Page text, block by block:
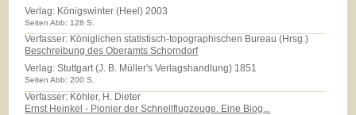
Verlag: Königswinter (Heel) 2003
Seiten Abb: 128 S.
Verfasser: Königlichen statistisch-topographischen Bureau (Hrsg.)
Beschreibung des Oberamts Schorndorf
Verlag:Stuttgart (J. B. Müller's Verlagshandlung) 1851
Seiten Abb: 200 S.
Verfasser: Köhler, H. Dieter
Ernst Heinkel - Pionier der Schnellflugzeuge. Eine Biog...